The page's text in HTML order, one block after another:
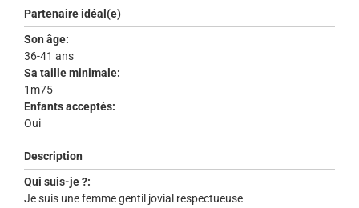
Partenaire idéal(e)
Son âge:
36-41 ans
Sa taille minimale:
1m75
Enfants acceptés:
Oui
Description
Qui suis-je ?:
Je suis une femme gentil jovial respectueuse